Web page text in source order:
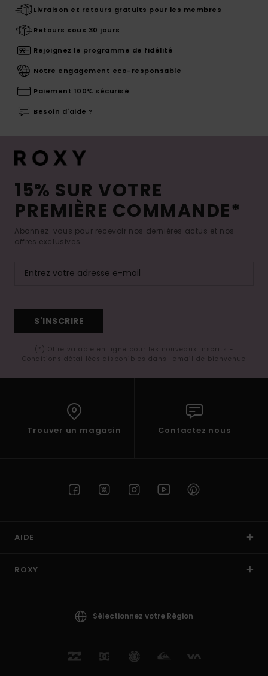
Livraison et retours gratuits pour les membres
Retours sous 30 jours
Rejoignez le programme de fidélité
Notre engagement eco-responsable
Paiement 100% sécurisé
Besoin d'aide ?
15% SUR VOTRE
PREMIÈRE COMMANDE*
Abonnez-vous pour recevoir nos dernières actus et nos
offres exclusives.
S'INSCRIRE
(*) Offre valable en ligne pour les nouveaux inscrits -
Conditions détaillées disponibles dans l'email de bienvenue
Trouver un magasin Contactez nous
AIDE
ROXY
Sélectionnez votre Région